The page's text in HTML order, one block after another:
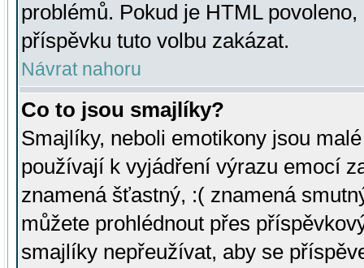
problémů. Pokud je HTML
příspěvku tuto volbu zakázat.
Návrat nahoru
Co to jsou smajlíky?
Smajlíky, neboli emotikony jsou
používají k vyjádření výrazu emocí
znamená šťastný, :( znamená
můžete prohlédnout přes
smajlíky nepřeužívat, aby se